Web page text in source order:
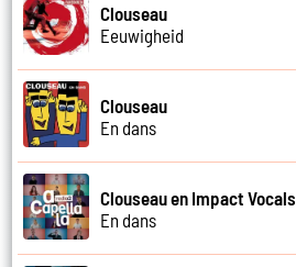
Clouseau
Eeuwigheid
Clouseau
En dans
Clouseau en Impact Vocals
En dans